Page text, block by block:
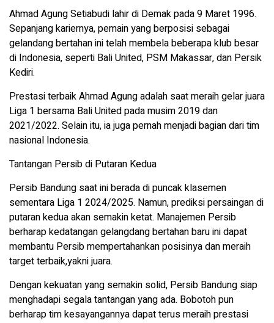
Ahmad Agung Setiabudi lahir di Demak pada 9 Maret 1996.
Sepanjang kariernya, pemain yang berposisi sebagai
gelandang bertahan ini telah membela beberapa klub besar
di Indonesia, seperti Bali United, PSM Makassar, dan Persik
Kediri.
Prestasi terbaik Ahmad Agung adalah saat meraih gelar juara
Liga 1 bersama Bali United pada musim 2019 dan
2021/2022. Selain itu, ia juga pernah menjadi bagian dari tim
nasional Indonesia.
Tantangan Persib di Putaran Kedua
Persib Bandung saat ini berada di puncak klasemen
sementara Liga 1 2024/2025. Namun, prediksi persaingan di
putaran kedua akan semakin ketat. Manajemen Persib
berharap kedatangan gelangdang bertahan baru ini dapat
membantu Persib mempertahankan posisinya dan meraih
target terbaik,yakni juara.
Dengan kekuatan yang semakin solid, Persib Bandung siap
menghadapi segala tantangan yang ada. Bobotoh pun
berharap tim kesayangannya dapat terus meraih prestasi